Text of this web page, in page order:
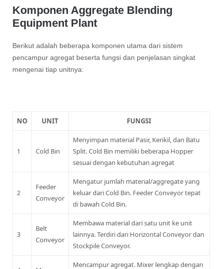
Komponen Aggregate Blending
Equipment Plant
Berikut adalah beberapa komponen utama dari sistem
pencampur agregat beserta fungsi dan penjelasan singkat
mengenai tiap unitnya:
NO UNIT FUNGSI
1 Cold Bin
Menyimpan material Pasir, Kerikil, dan Batu
Split. Cold Bin memiliki beberapa Hopper
sesuai dengan kebutuhan agregat
2
Feeder
Conveyor
Mengatur jumlah material/aggregate yang
keluar dari Cold Bin. Feeder Conveyor tepat
di bawah Cold Bin.
3
Belt
Conveyor
Membawa material dari satu unit ke unit
lainnya. Terdiri dari Horizontal Conveyor dan
Stockpile Conveyor.
Mencampur agregat. Mixer lengkap dengan